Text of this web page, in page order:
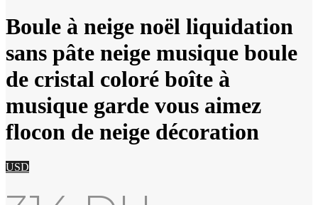
Boule à neige noël liquidation
sans pâte neige musique boule
de cristal coloré boîte à
musique garde vous aimez
flocon de neige décoration
USD